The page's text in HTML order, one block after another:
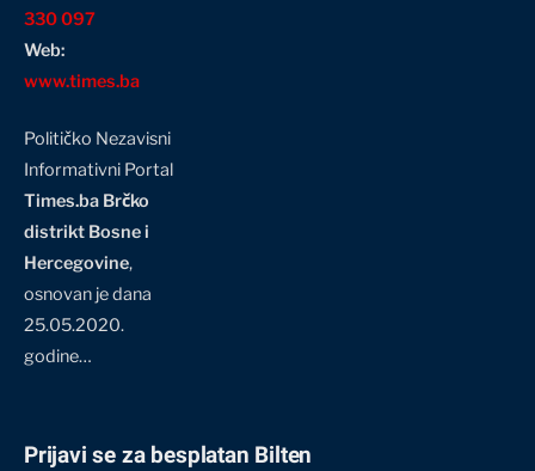
330 097
Web:
www.times.ba
Političko Nezavisni
Informativni Portal
Times.ba Brčko
distrikt Bosne i
Hercegovine,
osnovan je dana
25.05.2020.
godine…
Prijavi se za besplatan Bilten